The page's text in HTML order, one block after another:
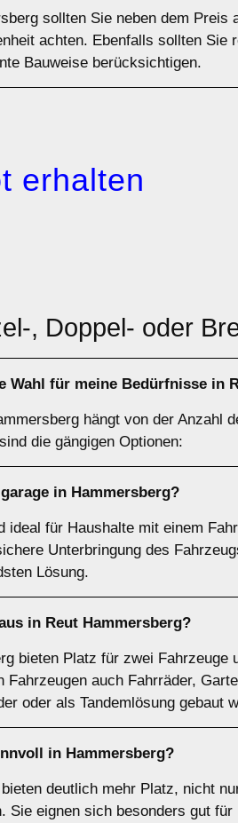
sollten Sie neben dem
achten. Ebenfalls sollten Sie
Bauweise berücksichtigen.
erhalten
, Doppel- oder
Wahl für meine Bedürfnisse in
hängt von der Anzahl
die gängigen Optionen:
in Hammersberg?
ideal für Haushalte mit einem
Unterbringung des
Lösung.
in Reut Hammersberg?
bieten Platz für zwei
Fahrzeugen auch Fahrräder,
oder als Tandemlösung gebaut
in Hammersberg?
deutlich mehr Platz, nicht
eignen sich besonders gut